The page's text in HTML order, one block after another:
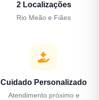
2 Localizações
Rio Meão e Fiães
Cuidado Personalizado
Atendimento próximo e